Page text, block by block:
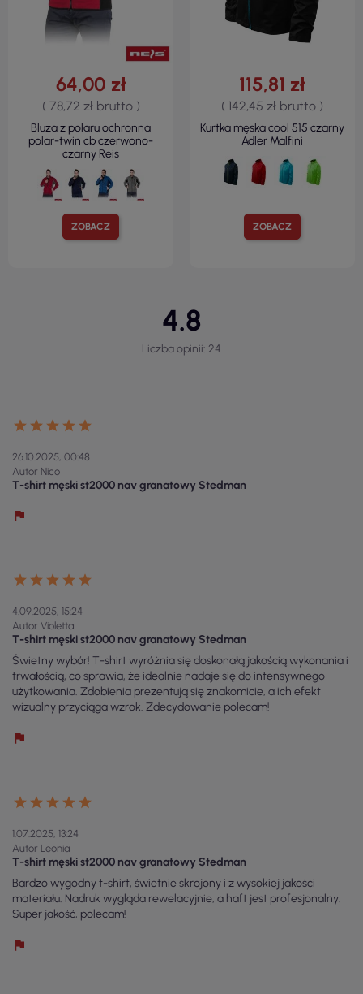
ZOBACZ
64,00 zł
( 78,72 zł brutto )
Bluza z polaru ochronna
polar-twin cb czerwono-
czarny Reis
ZOBACZ
115,81 zł
( 142,45 zł brutto )
Kurtka męska cool 515 czarny
Adler Malfini
4.8
Liczba opinii: 24
26.10.2025, 00:48
Autor Nico
T-shirt męski st2000 nav granatowy Stedman
4.09.2025, 15:24
Autor Violetta
T-shirt męski st2000 nav granatowy Stedman
Świetny wybór! T-shirt wyróżnia się doskonałą jakością wykonania i
trwałością, co sprawia, że idealnie nadaje się do intensywnego
użytkowania. Zdobienia prezentują się znakomicie, a ich efekt
wizualny przyciąga wzrok. Zdecydowanie polecam!
1.07.2025, 13:24
Autor Leonia
T-shirt męski st2000 nav granatowy Stedman
Bardzo wygodny t-shirt, świetnie skrojony i z wysokiej jakości
materiału. Nadruk wygląda rewelacyjnie, a haft jest profesjonalny.
Super jakość, polecam!